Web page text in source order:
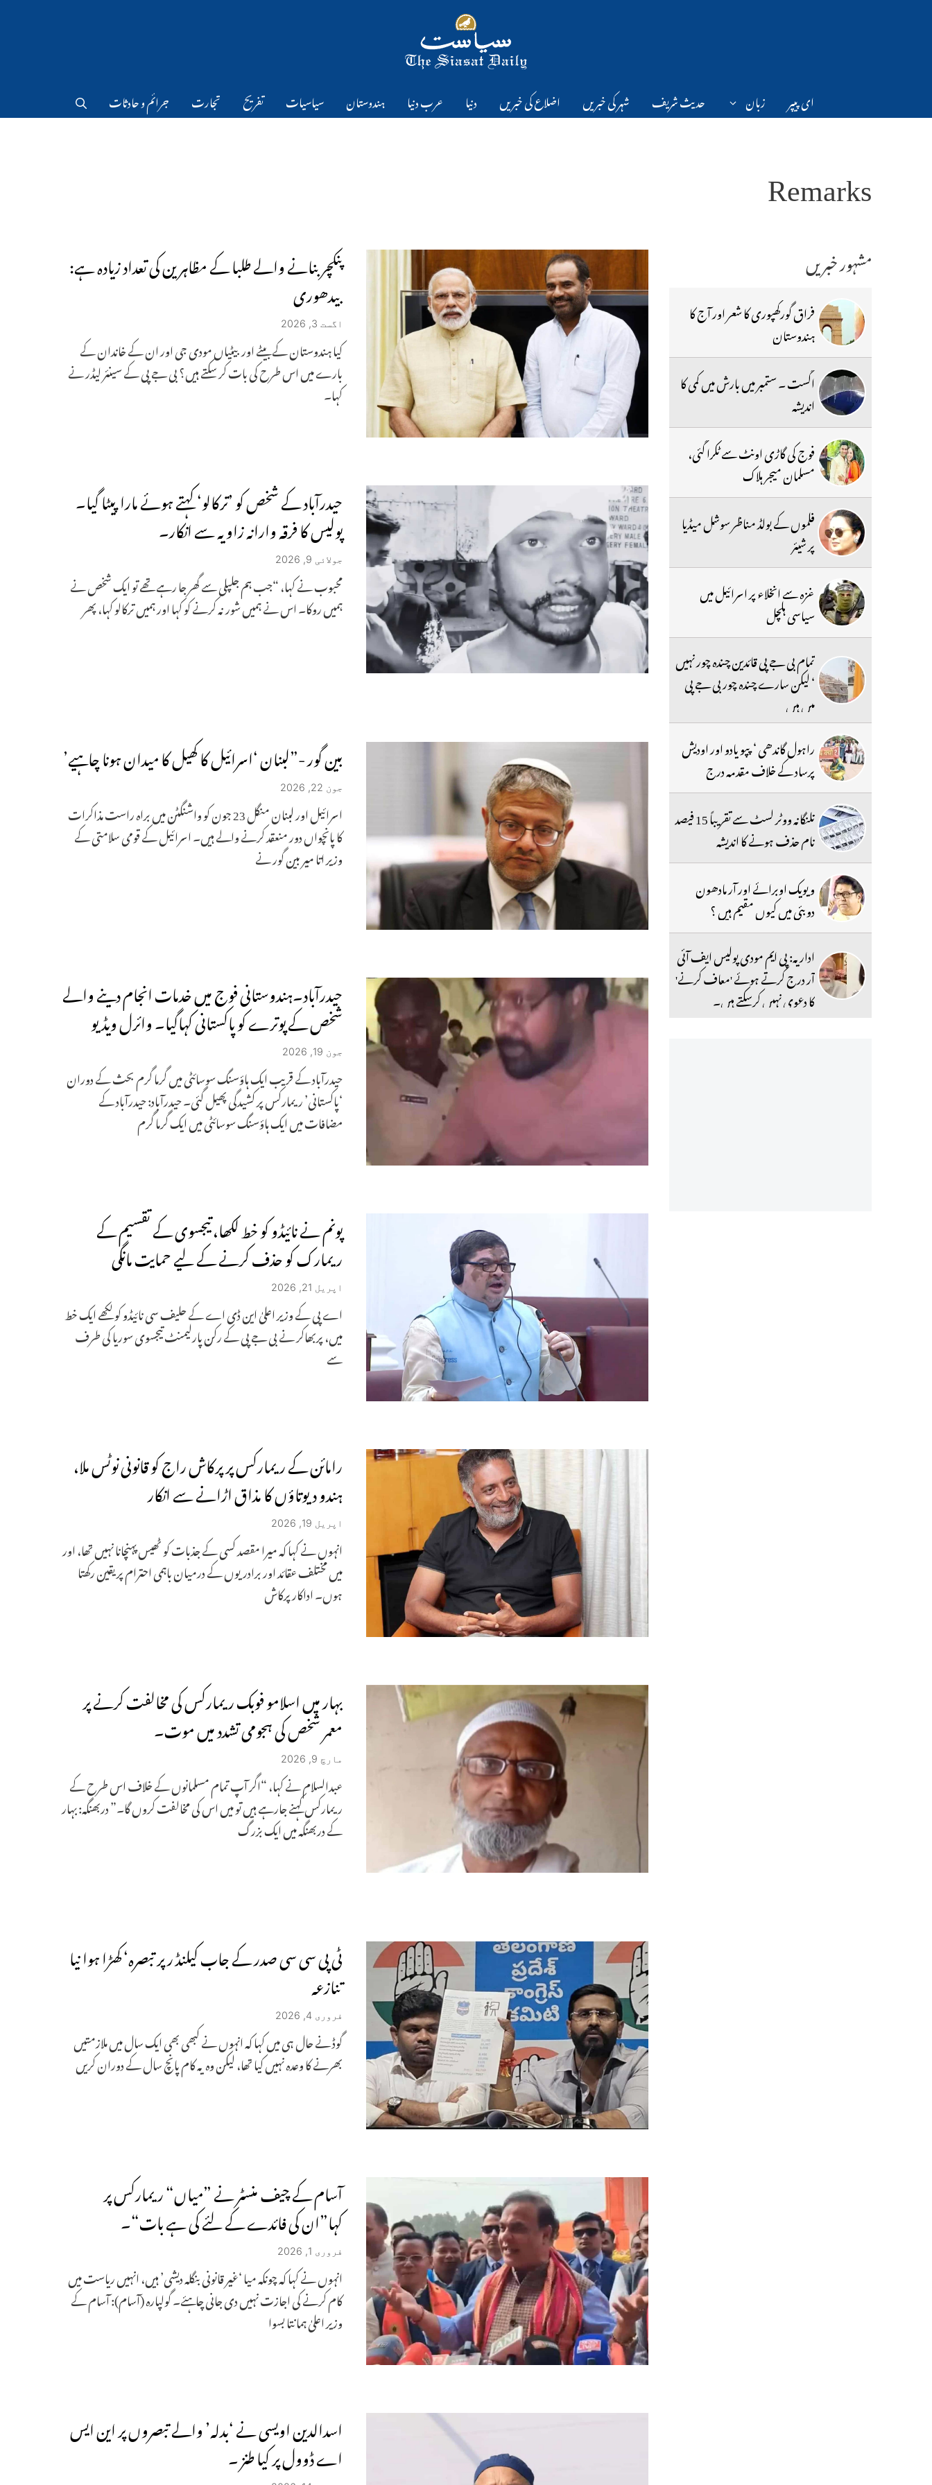
ای پیپر زبان حدیث شریف شہر کی خبریں اضلاع کی خبریں دنیا عرب دنیا ہندوستان سیاسیات تفریح تجارت جرائم و حادثات
Remarks
پنکچر بنانے والے طلبا کے مظاہرین کی تعداد زیادہ ہے:
بیدھوری
اگست 3, 2026
کیا ہندوستان کے بیٹے اور بیٹیاں مودی جی اور ان کے خاندان کے
بارے میں اس طرح کی بات کر سکتے ہیں؟ بی جے پی کے سینئر لیڈر نے
کہا۔
حیدرآباد کے شخص کو ’ترکالو‘ کہتے ہوئے مارا پیٹا گیا۔
پولیس کا فرقہ وارانہ زاویہ سے انکار۔
جولائی 9, 2026
محبوب نے کہا، “جب ہم جلپلی سے گھر جا رہے تھے تو ایک شخص نے
ہمیں روکا۔ اس نے ہمیں شور نہ کرنے کو کہا اور ہمیں ترکالو کہا، پھر
بین گور -”لبنان ‘اسرائیل کا کھیل کا میدان ہونا چاہیے’
جون 22, 2026
اسرائیل اور لبنان منگل 23 جون کو واشنگٹن میں براہ راست مذاکرات
کا پانچواں دور منعقد کرنے والے ہیں۔ اسرائیل کے قومی سلامتی کے
وزیر اتا میر بین گور نے
حیدرآباد۔ہندوستانی فوج میں خدمات انجام دینے والے
شخص کے پوترے کو پاکستانی کہاگیا۔ وائرل ویڈیو
جون 19, 2026
حیدرآباد کے قریب ایک ہاؤسنگ سوسائٹی میں گرما گرم بحث کے دوران
‘پاکستانی’ ریمارکس پر کشیدگی پھیل گئی۔ حیدرآباد: حیدرآباد کے
مضافات میں ایک ہاؤسنگ سوسائٹی میں ایک گرما گرم
پونم نے نائیڈو کو خط لکھا، تیجسوی کے تقسیم کے
ریمارک کو حذف کرنے کے لیے حمایت مانگی
اپریل 21, 2026
اے پی کے وزیر اعلیٰ این ڈی اے کے حلیف سی نائیڈو کو لکھے ایک خط
میں، پربھاکر نے بی جے پی کے رکن پارلیمنٹ تیجسوی سوریا کی طرف
سے
رامائن کے ریمارکس پر پرکاش راج کو قانونی نوٹس ملا،
ہندو دیوتاؤں کا مذاق اڑانے سے انکار
اپریل 19, 2026
انہوں نے کہا کہ میرا مقصد کسی کے جذبات کو ٹھیس پہنچانا نہیں تھا، اور
میں مختلف عقائد اور برادریوں کے درمیان باہمی احترام پر یقین رکھتا
ہوں۔ اداکار پرکاش
بہار میں اسلامو فوبک ریمارکس کی مخالفت کرنے پر
معمر شخص کی ہجومی تشدد میں موت۔
مارچ 9, 2026
عبدالسلام نے کہا، “اگر آپ تمام مسلمانوں کے خلاف اس طرح کے
ریمارکس کہنے جارہے ہیں تو میں اس کی مخالفت کروں گا۔” دربھنگہ: بہار
کے دربھنگہ میں ایک بزرگ
ٹی پی سی سی صدر کے جاب کیلنڈ ر پر تبصرہ‘ کھڑا ہوا نیا
تنازعہ
فروری 4, 2026
گوڈ نے حال ہی میں کہا کہ انہوں نے کبھی بھی ایک سال میں ملازمتیں
بھرنے کا وعدہ نہیں کیا تھا، لیکن وہ یہ کام پانچ سال کے دوران کریں
آسام کے چیف منسٹر نے ”میاں“ ریمارکس پر
کہا”ان کی فائدے کے لئے کی ہے بات“۔
فروری 1, 2026
انہوں نے کہا کہ چونکہ میا ‘غیر قانونی بنگلہ دیشی’ ہیں، انہیں ریاست میں
کام کرنے کی اجازت نہیں دی جانی چاہئے۔ گولپارہ (آسام): آسام کے
وزیر اعلیٰ ہمانتا بسوا
اسدالدین اویسی نے ‘بدلہ’ والے تبصروں پر این ایس
اے ڈوول پر کیا طنز ۔
مشہور خبریں
فراق گورکھپوری کا شعر اور آج کا
ہندوستان
اگست ۔ ستمبر میں بارش میں کمی کا
اندیشہ
فوج کی گاڑی اونٹ سے ٹکرا گئی،
مسلمان میجر ہلاک
فلموں کے بولڈ مناظر سوشل میڈیا
پر شیئر
غزہ سے انخلاء پر اسرائیل میں
سیاسی ہلچل
تمام بی جے پی قائدین چندہ چور نہیں
‘ لیکن سارے چندہ چور بی جے پی
میں ہیں
راہول گاندھی ‘ پپو یادو اور اودیش
پرساد کے خلاف مقدمہ درج
تلنگانہ ووٹر لسٹ سے تقریباً 15 فیصد
نام حذف ہونے کا اندیشہ
ویویک اوبرائے اور آر مادھون
دوبئی میں کیوں مقیم ہیں ؟
اداریہ: پی ایم مودی پولیس ایف آئی
آر درج کرتے ہوئے 'معاف کرنے'
کا دعوی نہیں کرسکتے ہیں۔